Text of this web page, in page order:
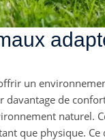
un
de
naturel.
que physique.